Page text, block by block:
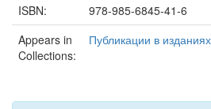
ISBN:
978-985-6845-41-6
Appears in
Collections:
Публикации в